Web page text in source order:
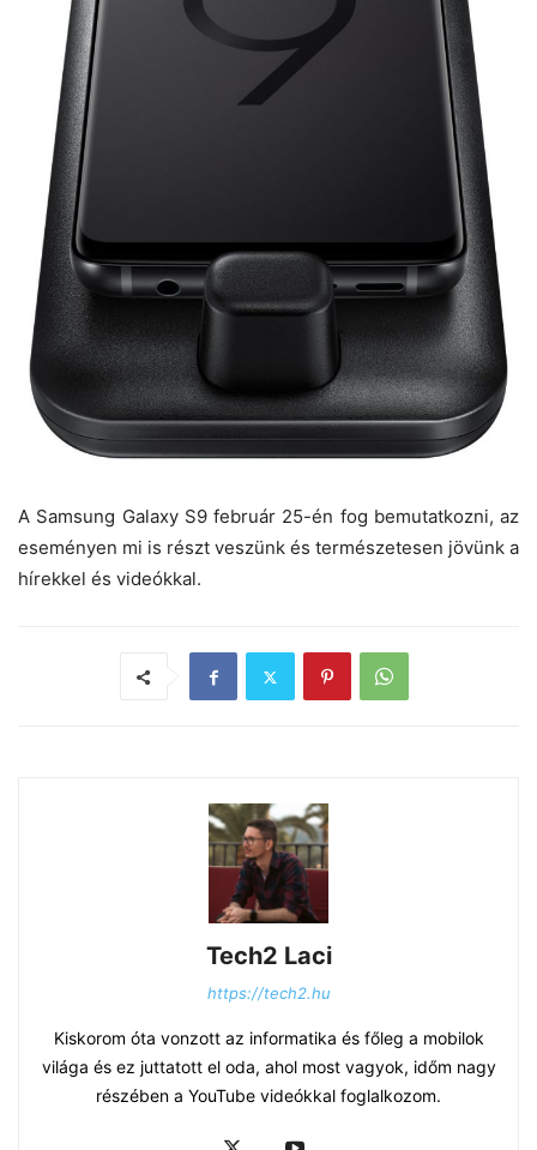
A Samsung Galaxy S9 február 25-én fog bemutatkozni, az
eseményen mi is részt veszünk és természetesen jövünk a
hírekkel és videókkal.
Tech2 Laci
https://tech2.hu
Kiskorom óta vonzott az informatika és főleg a mobilok
világa és ez juttatott el oda, ahol most vagyok, időm nagy
részében a YouTube videókkal foglalkozom.